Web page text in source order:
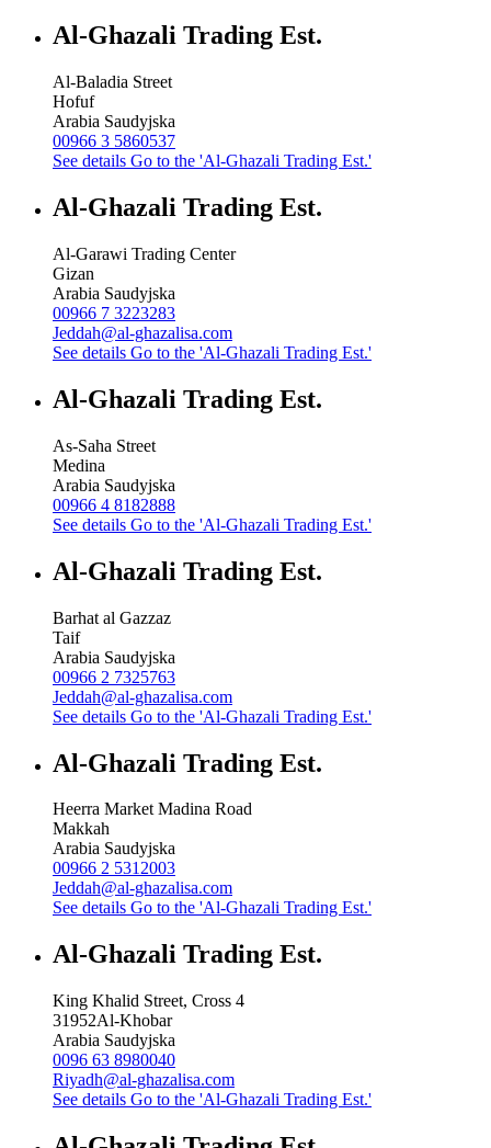
Al-Ghazali Trading Est.
Al-Baladia Street
Hofuf
Arabia Saudyjska
00966 3 5860537
See details Go to the 'Al-Ghazali Trading Est.'
Al-Ghazali Trading Est.
Al-Garawi Trading Center
Gizan
Arabia Saudyjska
00966 7 3223283
Jeddah@al-ghazalisa.com
See details Go to the 'Al-Ghazali Trading Est.'
Al-Ghazali Trading Est.
As-Saha Street
Medina
Arabia Saudyjska
00966 4 8182888
See details Go to the 'Al-Ghazali Trading Est.'
Al-Ghazali Trading Est.
Barhat al Gazzaz
Taif
Arabia Saudyjska
00966 2 7325763
Jeddah@al-ghazalisa.com
See details Go to the 'Al-Ghazali Trading Est.'
Al-Ghazali Trading Est.
Heerra Market Madina Road
Makkah
Arabia Saudyjska
00966 2 5312003
Jeddah@al-ghazalisa.com
See details Go to the 'Al-Ghazali Trading Est.'
Al-Ghazali Trading Est.
King Khalid Street, Cross 4
31952Al-Khobar
Arabia Saudyjska
0096 63 8980040
Riyadh@al-ghazalisa.com
See details Go to the 'Al-Ghazali Trading Est.'